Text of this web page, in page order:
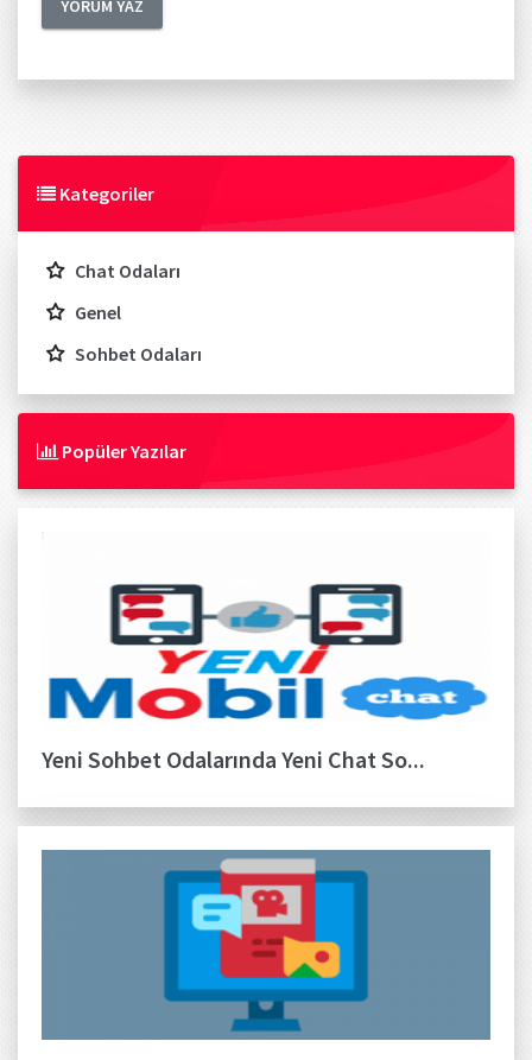
Kategoriler
Chat Odaları
Genel
Sohbet Odaları
Popüler Yazılar
Yeni Sohbet Odalarında Yeni Chat So...